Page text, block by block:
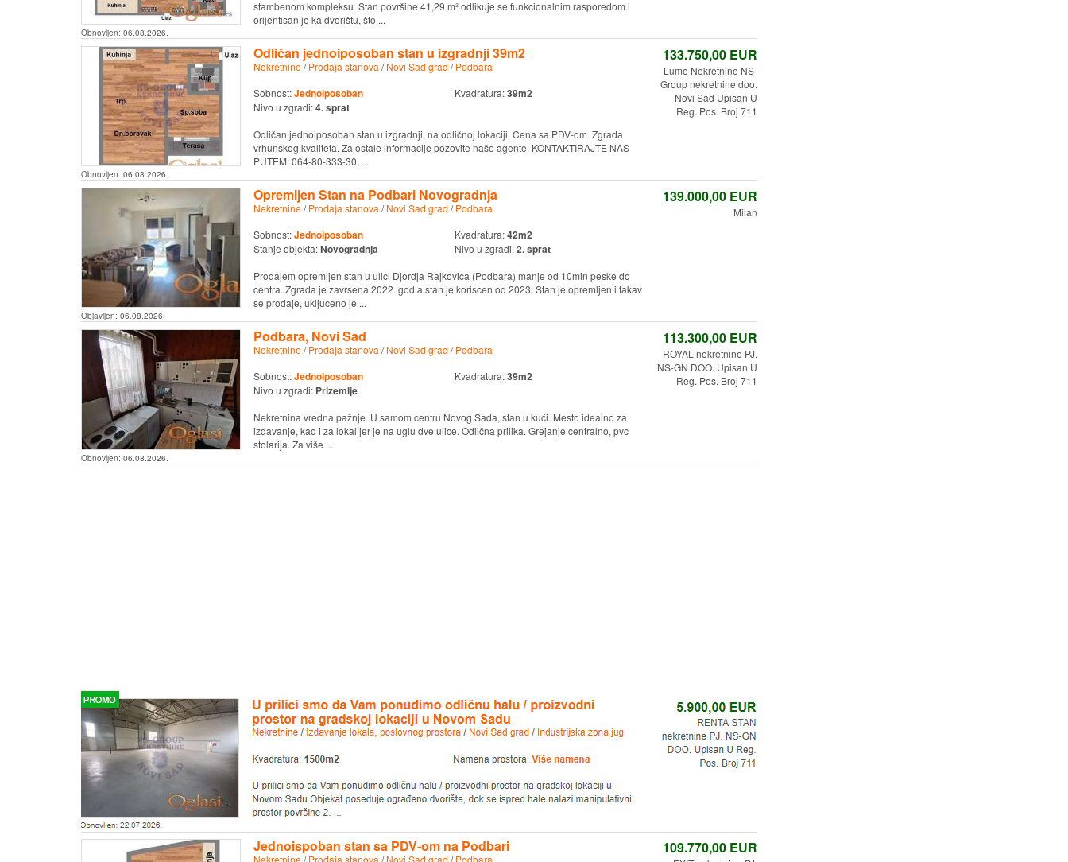
Obnovljen: 06.08.2026.
stambenom kompleksu. Stan površine 41,29 m² odlikuje se funkcionalnim rasporedom i
orijentisan je ka dvorištu, što ...
Obnovljen: 06.08.2026.
Odličan jednoiposoban stan u izgradnji 39m2
Nekretnine/Prodaja stanova /Novi Sad grad /Podbara
Sobnost:Jednoiposoban Kvadratura:39m2
Nivo u zgradi:4. sprat
Odličan jednoiposoban stan u izgradnji, na odličnoj lokaciji. Cena sa PDV-om. Zgrada
vrhunskog kvaliteta. Za ostale informacije pozovite naše agente. KONTAKTIRAJTE NAS
PUTEM: 064-80-333-30, ...
133.750,00EUR
Lumo Nekretnine NS-
Group nekretnine doo.
Novi Sad Upisan U
Reg. Pos. Broj 711
Objavljen: 06.08.2026.
Opremljen Stan na Podbari Novogradnja
Nekretnine/Prodaja stanova /Novi Sad grad /Podbara
Sobnost:Jednoiposoban Kvadratura:42m2
Stanje objekta:Novogradnja Nivo u zgradi:2. sprat
Prodajem opremljen stan u ulici Djordja Rajkovica (Podbara) manje od 10min peske do
centra. Zgrada je zavrsena 2022. god a stan je koriscen od 2023. Stan je opremljen i takav
se prodaje, ukljuceno je ...
139.000,00EUR
Milan
Obnovljen: 06.08.2026.
Podbara, Novi Sad
Nekretnine/Prodaja stanova /Novi Sad grad /Podbara
Sobnost:Jednoiposoban Kvadratura:39m2
Nivo u zgradi: Prizemlje
Nekretnina vredna pažnje. U samom centru Novog Sada, stan u kući. Mesto idealno za
izdavanje, kao i za lokal jer je na uglu dve ulice. Odlična prilika. Grejanje centralno, pvc
stolarija. Za više ...
113.300,00EUR
ROYAL nekretnine PJ.
NS-GN DOO. Upisan U
Reg. Pos. Broj 711
Jednoispoban stan sa PDV-om na Podbari
Nekretnine/Prodaja stanova /Novi Sad grad /Podbara
109.770,00EUR